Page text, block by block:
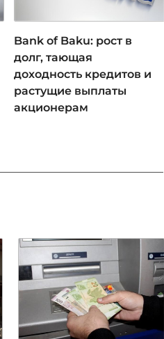
Bank of Baku: рост в
долг, тающая
доходность кредитов и
растущие выплаты
акционерам